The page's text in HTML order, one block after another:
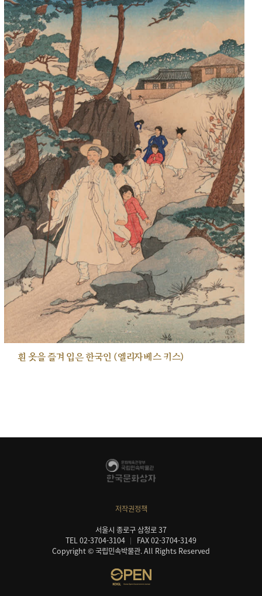
흰 옷을 즐겨 입은 한국인 (엘리자베스 키스)
저작권정책
서울시 종로구 삼청로 37
TEL 02-3704-3104
FAX 02-3704-3149
Copyright © 국립민속박물관. All Rights Reserved